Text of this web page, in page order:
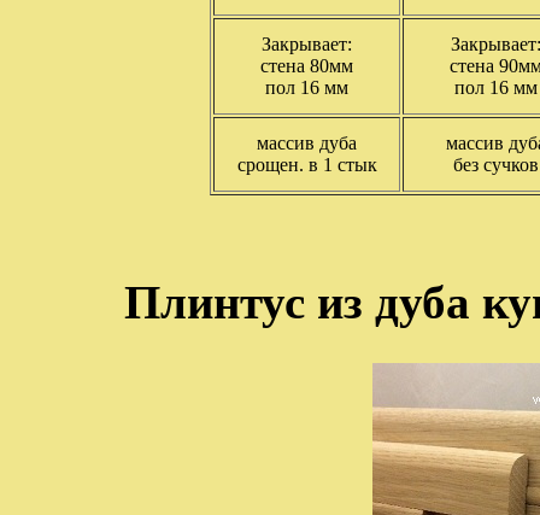
Закрывает:
стена 80мм
пол 16 мм
Закрывает:
стена
пол 16 мм
массив дуба
срощен. в 1 стык
массив
без сучков
Плинтус из дуба